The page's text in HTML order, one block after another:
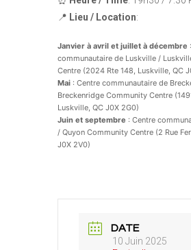
📍 Lieu / Location:
Janvier à avril et juillet à décembre
communautaire de Luskville /
Centre (2024 Rte 148, Luskville, QC
Mai : Centre communautaire de
Breckenridge Community Centre
Luskville, QC J0X 2G0)
Juin et septembre : Centre
/ Quyon Community Centre (2 Rue
J0X 2V0)
DATE
10 Juin 2025